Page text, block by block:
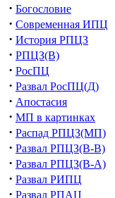
· Богословие
· Современная ИПЦ
· История РПЦЗ
· РПЦЗ(В)
· РосПЦ
· Развал РосПЦ(Д)
· Апостасия
· МП в картинках
· Распад РПЦЗ(МП)
· Развал РПЦЗ(В-В)
· Развал РПЦЗ(В-А)
· Развал РИПЦ
· Развал РПАЦ